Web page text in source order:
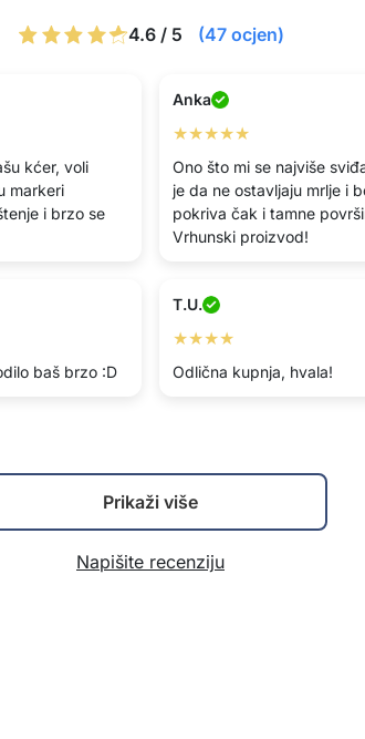
4.6 / 5 (47 ocjen)
kćer, voli
markeri
i brzo se
Anka
★★★★★
Ono što mi se najviše
je da ne ostavljaju mrlje i
pokriva čak i tamne
Vrhunski proizvod!
baš brzo :D
T.U.
★★★★
Odlična kupnja, hvala!
Prikaži više
Napišite recenziju